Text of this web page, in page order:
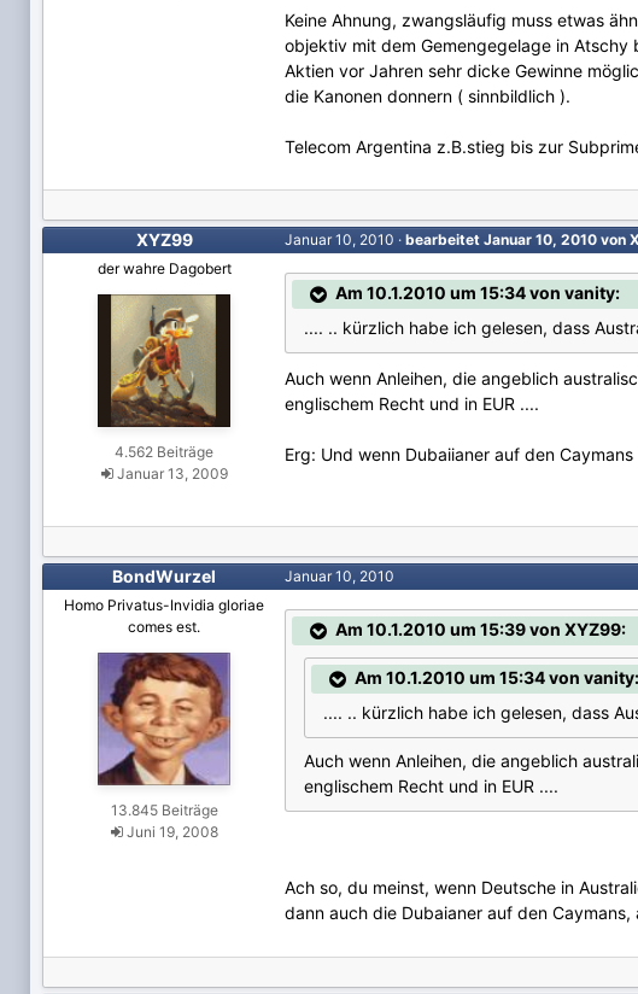
Keine Ahnung, zwangsläufig muss etwas
objektiv mit dem Gemengegelage in
Aktien vor Jahren sehr dicke Gewinne
die Kanonen donnern ( sinnbildlich ).
Telecom Argentina z.B.stieg bis zur
XYZ99
der wahre Dagobert
4.562 Beiträge
Januar 13, 2009
Januar 10, 2010 · bearbeitet Januar 10, 2010 von
Am 10.1.2010 um 15:34 von vanity:
.... .. kürzlich habe ich gelesen, dass
Auch wenn Anleihen, die angeblich
englischem Recht und in EUR ....
Erg: Und wenn Dubaiianer auf den
BondWurzel
Homo Privatus-Invidia gloriae
comes est.
13.845 Beiträge
Juni 19, 2008
Januar 10, 2010
Am 10.1.2010 um 15:39 von XYZ99:
Am 10.1.2010 um 15:34 von vanity:
.... .. kürzlich habe ich gelesen, dass
Auch wenn Anleihen, die angeblich
englischem Recht und in EUR ....
Ach so, du meinst, wenn Deutsche in
dann auch die Dubaianer auf den